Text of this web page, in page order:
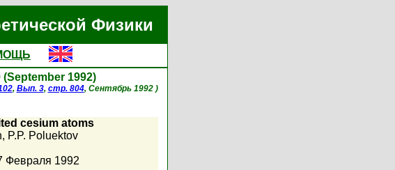
Физики
(September 1992)
, Вып. 3, стр. 804, Сентябрь 1992 )
cesium atoms
, P.P. Poluektov
Февраля 1992